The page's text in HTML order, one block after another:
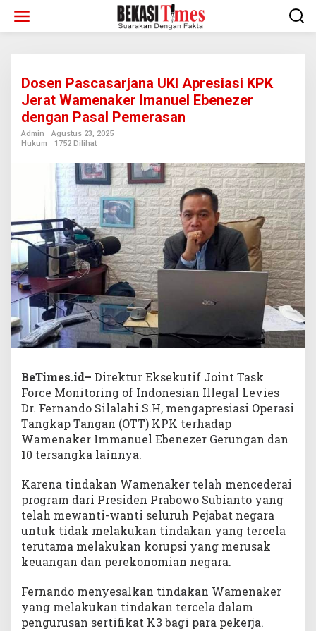
konten
Dosen Pascasarjana UKI Apresiasi KPK
Jerat Wamenaker Imanuel Ebenezer
dengan Pasal Pemerasan
Admin
Agustus 23, 2025
Hukum
1752 Dilihat
BeTimes.id– Direktur Eksekutif Joint Task
Force Monitoring of Indonesian Illegal Levies
Dr. Fernando Silalahi.S.H, mengapresiasi Operasi
Tangkap Tangan (OTT) KPK terhadap
Wamenaker Immanuel Ebenezer Gerungan dan
10 tersangka lainnya.
Karena tindakan Wamenaker telah mencederai
program dari Presiden Prabowo Subianto yang
telah mewanti-wanti seluruh Pejabat negara
untuk tidak melakukan tindakan yang tercela
terutama melakukan korupsi yang merusak
keuangan dan perekonomian negara.
Fernando menyesalkan tindakan Wamenaker
yang melakukan tindakan tercela dalam
pengurusan sertifikat K3 bagi para pekerja.